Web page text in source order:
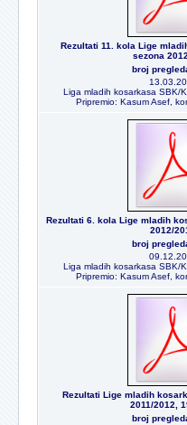
Rezultati 11. kola Lige
sezona
broj
Liga mladih kosarkasa SBK/
Pripremio: Kasum Asef,
Rezultati 6. kola Lige mladih
2012/
broj
Liga mladih kosarkasa SBK/
Pripremio: Kasum Asef,
Rezultati Lige mladih
2011/2012,
broj